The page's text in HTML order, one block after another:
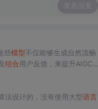
发表回复
些模型不仅能够生成自然流畅
结合用户反馈，来提升AIGC内
法设计的，没有使用大型语言